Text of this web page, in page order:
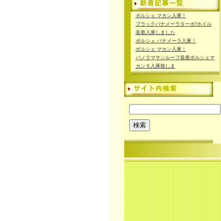
ポルシェ マカン入庫！
ブラックパナメーラターボ?ホイル
装着入庫しました
ポルシェ パナメーラ入庫！
ポルシェ マカン入庫！
パノラマサンルーフ装着ポルシェマ
カンＳ入庫致しま